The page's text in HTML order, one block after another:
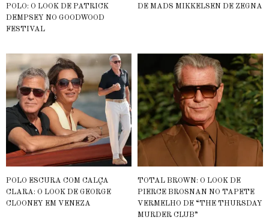
POLO: O LOOK DE PATRICK
DEMPSEY NO GOODWOOD
FESTIVAL
DE MADS MIKKELSEN DE ZEGNA
POLO ESCURA COM CALÇA
CLARA: O LOOK DE GEORGE
CLOONEY EM VENEZA
TOTAL BROWN: O LOOK DE
PIERCE BROSNAN NO TAPETE
VERMELHO DE “THE THURSDAY
MURDER CLUB”